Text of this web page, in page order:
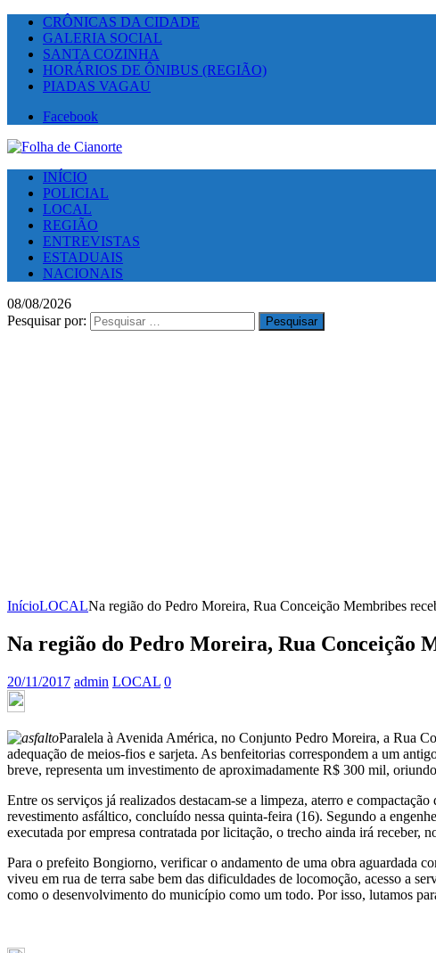
CRÔNICAS DA CIDADE
GALERIA SOCIAL
SANTA COZINHA
HORÁRIOS DE ÔNIBUS (REGIÃO)
PIADAS VAGAU
Facebook
INÍCIO
POLICIAL
LOCAL
REGIÃO
ENTREVISTAS
ESTADUAIS
NACIONAIS
08/08/2026
Pesquisar por:
InícioLOCALNa região do Pedro Moreira, Rua Conceição Membribes
Na região do Pedro Moreira, Rua Conceição
20/11/2017 admin LOCAL 0
Paralela à Avenida América, no Conjunto Pedro Moreira, a Rua
adequação de meios-fios e sarjeta. As benfeitorias correspondem a um
breve, representa um investimento de aproximadamente R$ 300 mil,
Entre os serviços já realizados destacam-se a limpeza, aterro e
revestimento asfáltico, concluído nessa quinta-feira (16). Segundo a
executada por empresa contratada por licitação, o trecho ainda irá receber,
Para o prefeito Bongiorno, verificar o andamento de uma obra aguardada
viveu em rua de terra sabe bem das dificuldades de locomoção, acesso a
como o desenvolvimento do município como um todo. Por isso, lutamos